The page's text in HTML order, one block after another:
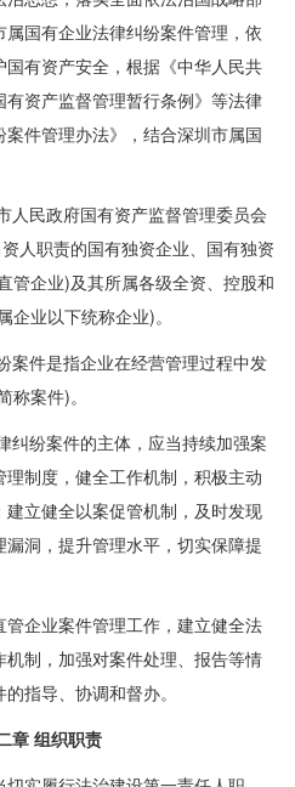
国有企业法律纠纷案件管理，依
有资产安全，根据《中华人民共
资产监督管理暂行条例》等法律
件管理办法》，结合深圳市属国
人民政府国有资产监督管理委员会
人职责的国有独资企业、国有独资
管企业)及其所属各级全资、控股和
业以下统称企业)。
案件是指企业在经营管理过程中发
案件)。
纠纷案件的主体，应当持续加强案
制度，健全工作机制，积极主动
立健全以案促管机制，及时发现
洞，提升管理水平，切实保障提
企业案件管理工作，建立健全法
制，加强对案件处理、报告等情
指导、协调和督办。
组织职责